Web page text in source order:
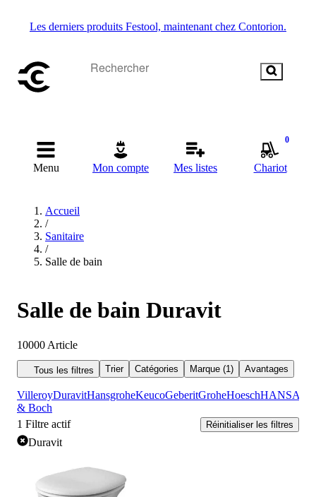
Les derniers produits Festool, maintenant chez Contorion.
Menu Mon compte Mes listes
0
Chariot
Accueil
/
Sanitaire
/
Salle de bain
Salle de bain Duravit
10000 Article
Tous les filtres Trier Catégories Marque (1) Avantages
Villeroy
& Boch
DuravitHansgroheKeucoGeberitGroheHoeschHANSA
1 Filtre actif Réinitialiser les filtres
Duravit